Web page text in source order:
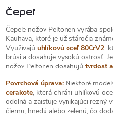
Čepeľ
Čepele nožov Peltonen vyrába
Kauhava, ktoré je už stáročia
Využívajú uhlíkovú oceľ 80CrV2,
brúsi a dosahuje vysokú ostrosť.
nožov Peltonen dosahujú tvrdosť
Povrchová úprava: Niektoré
cerakote, ktorá chráni uhlíkovú
odolná a zaisťuje vynikajúci rezný
čiernu, hnedú alebo zelenú, čo